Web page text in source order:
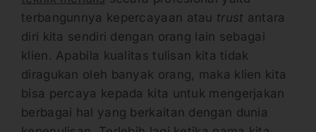
terbangunnya kepercayaan atau trust antara
diri kita sendiri dengan orang lain sebagai
klien. Apabila kualitas tulisan kita tidak
diragukan oleh banyak orang, maka klien kita
bisa percaya kepada kita untuk mengerjakan
berbagai hal yang berkaitan dengan dunia